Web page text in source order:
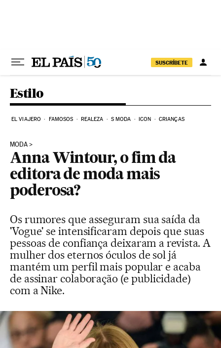
SUSCRÍBETE
Estilo
EL VIAJERO FAMOSOS REALEZA S MODA ICON CRIANÇAS
MODA
Anna Wintour, o fim da
editora de moda mais
poderosa?
Os rumores que asseguram sua saída da
'Vogue' se intensificaram depois que suas
pessoas de confiança deixaram a revista. A
mulher dos eternos óculos de sol já
mantém um perfil mais popular e acaba
de assinar colaboração (e publicidade)
com a Nike.